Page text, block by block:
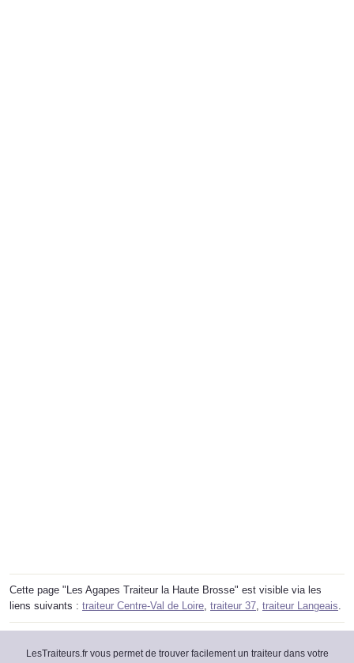
Cette page "Les Agapes Traiteur la Haute Brosse" est visible via les
liens suivants : traiteur Centre-Val de Loire, traiteur 37, traiteur Langeais.
LesTraiteurs.fr vous permet de trouver facilement un traiteur dans votre